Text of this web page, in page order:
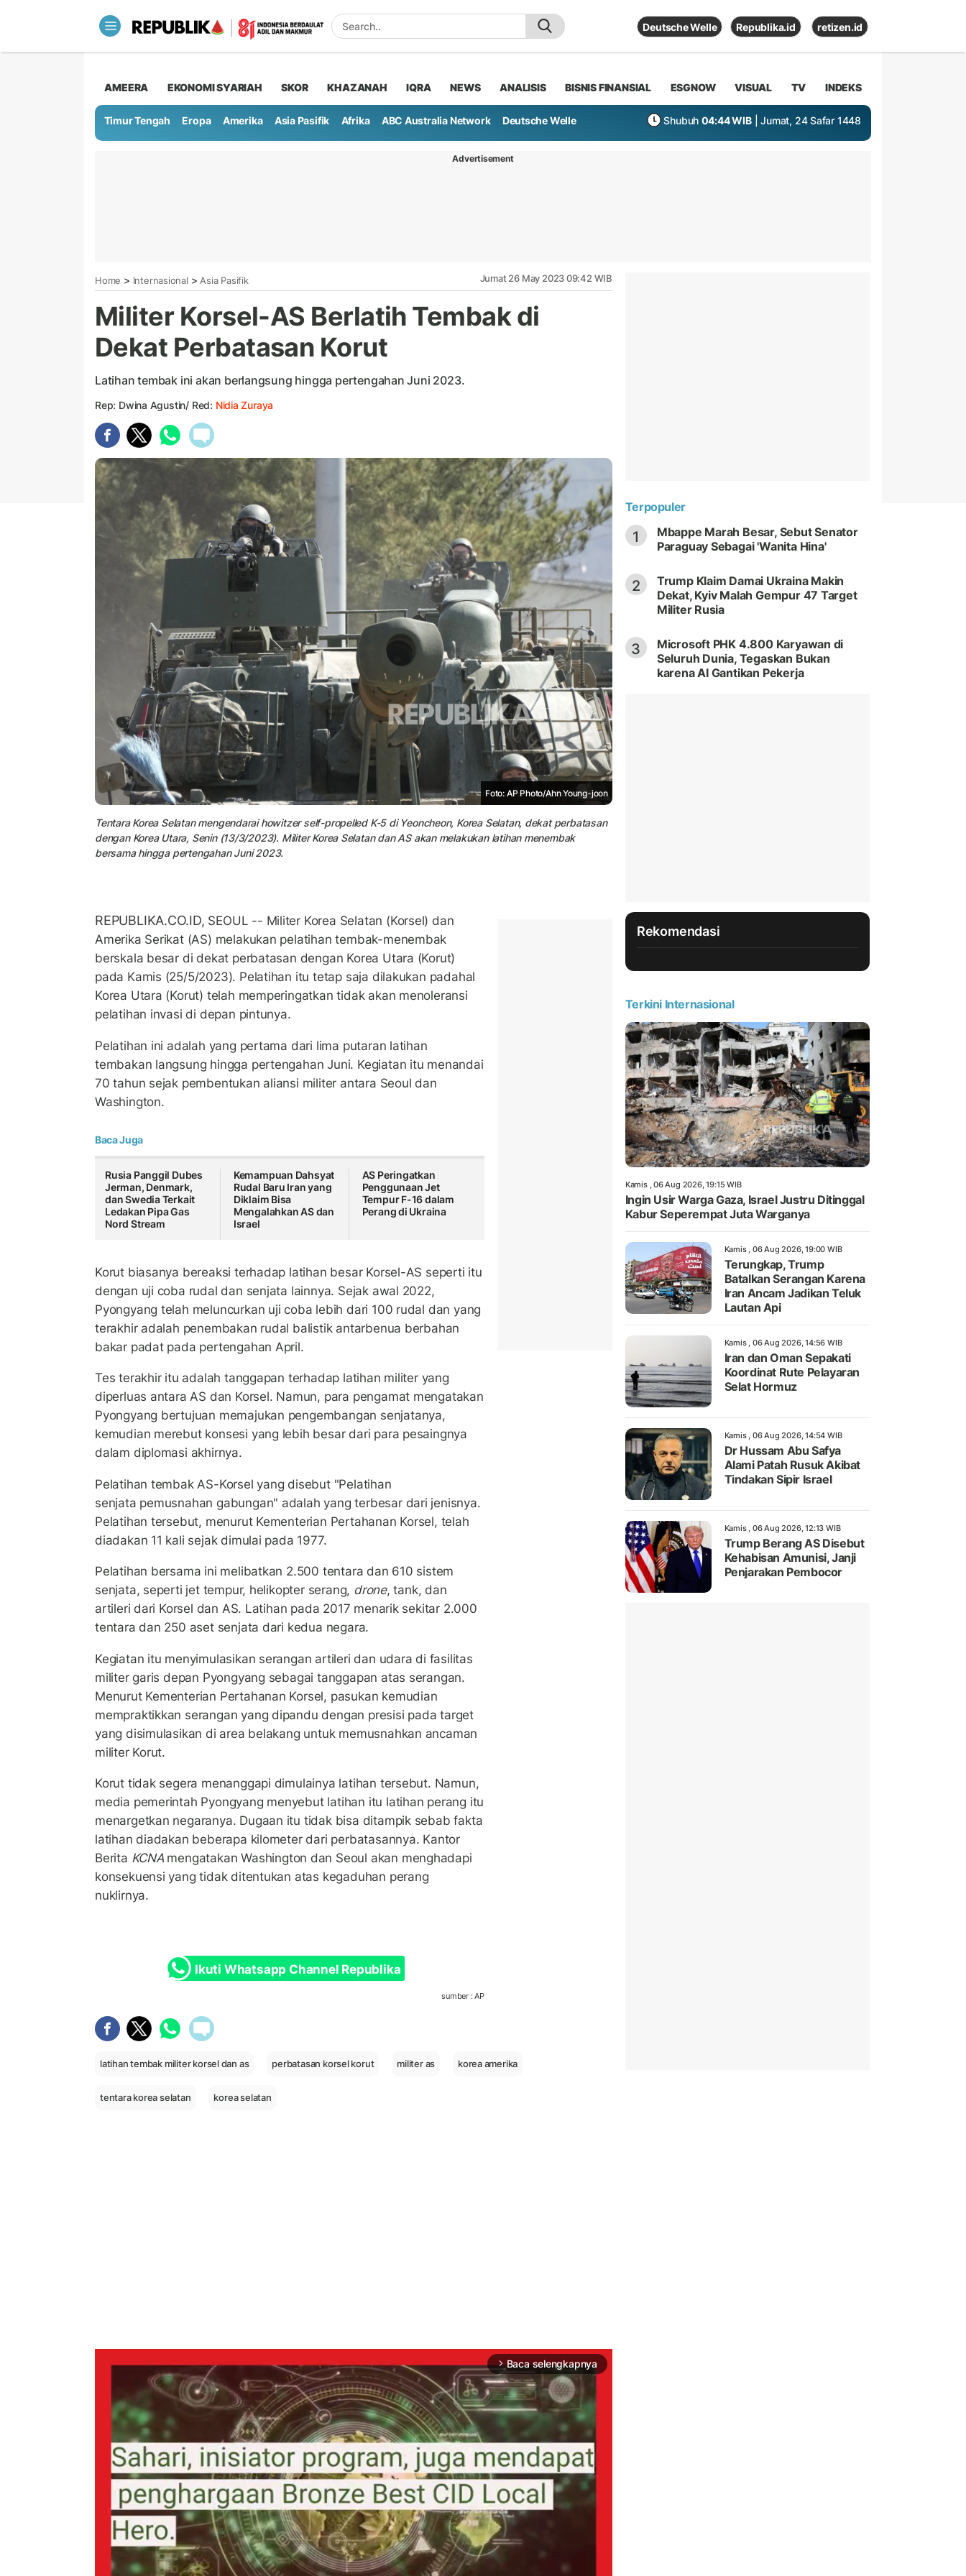
Deutsche Welle Republika.id retizen.id
AMEERA EKONOMI SYARIAH SKOR KHAZANAH IQRA NEWS ANALISIS BISNIS FINANSIAL ESGNOW VISUAL TV INDEKS
Timur Tengah Eropa Amerika Asia Pasifik Afrika ABC Australia Network Deutsche Welle Shubuh 04:44 WIB | Jumat, 24 Safar 1448
Advertisement
Home > Internasional > Asia Pasifik Jumat 26 May 2023 09:42 WIB
Militer Korsel-AS Berlatih Tembak di
Dekat Perbatasan Korut
Latihan tembak ini akan berlangsung hingga pertengahan Juni 2023.
Rep: Dwina Agustin/ Red: Nidia Zuraya
Foto: AP Photo/Ahn Young-joon
Tentara Korea Selatan mengendarai howitzer self-propelled K-5 di Yeoncheon, Korea Selatan, dekat perbatasan
dengan Korea Utara, Senin (13/3/2023). Militer Korea Selatan dan AS akan melakukan latihan menembak
bersama hingga pertengahan Juni 2023.
REPUBLIKA.CO.ID, SEOUL -- Militer Korea Selatan (Korsel) dan
Amerika Serikat (AS) melakukan pelatihan tembak-menembak
berskala besar di dekat perbatasan dengan Korea Utara (Korut)
pada Kamis (25/5/2023). Pelatihan itu tetap saja dilakukan padahal
Korea Utara (Korut) telah memperingatkan tidak akan menoleransi
pelatihan invasi di depan pintunya.
Pelatihan ini adalah yang pertama dari lima putaran latihan
tembakan langsung hingga pertengahan Juni. Kegiatan itu menandai
70 tahun sejak pembentukan aliansi militer antara Seoul dan
Washington.
Baca Juga
Rusia Panggil Dubes
Jerman, Denmark,
dan Swedia Terkait
Ledakan Pipa Gas
Nord Stream
Kemampuan Dahsyat
Rudal Baru Iran yang
Diklaim Bisa
Mengalahkan AS dan
Israel
AS Peringatkan
Penggunaan Jet
Tempur F-16 dalam
Perang di Ukraina
Korut biasanya bereaksi terhadap latihan besar Korsel-AS seperti itu
dengan uji coba rudal dan senjata lainnya. Sejak awal 2022,
Pyongyang telah meluncurkan uji coba lebih dari 100 rudal dan yang
terakhir adalah penembakan rudal balistik antarbenua berbahan
bakar padat pada pertengahan April.
Tes terakhir itu adalah tanggapan terhadap latihan militer yang
diperluas antara AS dan Korsel. Namun, para pengamat mengatakan
Pyongyang bertujuan memajukan pengembangan senjatanya,
kemudian merebut konsesi yang lebih besar dari para pesaingnya
dalam diplomasi akhirnya.
Pelatihan tembak AS-Korsel yang disebut "Pelatihan
senjata pemusnahan gabungan" adalah yang terbesar dari jenisnya.
Pelatihan tersebut, menurut Kementerian Pertahanan Korsel, telah
diadakan 11 kali sejak dimulai pada 1977.
Pelatihan bersama ini melibatkan 2.500 tentara dan 610 sistem
senjata, seperti jet tempur, helikopter serang, drone, tank, dan
artileri dari Korsel dan AS. Latihan pada 2017 menarik sekitar 2.000
tentara dan 250 aset senjata dari kedua negara.
Kegiatan itu menyimulasikan serangan artileri dan udara di fasilitas
militer garis depan Pyongyang sebagai tanggapan atas serangan.
Menurut Kementerian Pertahanan Korsel, pasukan kemudian
mempraktikkan serangan yang dipandu dengan presisi pada target
yang disimulasikan di area belakang untuk memusnahkan ancaman
militer Korut.
Korut tidak segera menanggapi dimulainya latihan tersebut. Namun,
media pemerintah Pyongyang menyebut latihan itu latihan perang itu
menargetkan negaranya. Dugaan itu tidak bisa ditampik sebab fakta
latihan diadakan beberapa kilometer dari perbatasannya. Kantor
Berita KCNAmengatakan Washington dan Seoul akan menghadapi
konsekuensi yang tidak ditentukan atas kegaduhan perang
nuklirnya.
Ikuti Whatsapp Channel Republika
sumber : AP
latihan tembak militer korsel dan as perbatasan korsel korut militer as korea amerika
tentara korea selatan korea selatan
arrow_forward_ios Baca selengkapnya
Terpopuler
1
Mbappe Marah Besar, Sebut Senator
Paraguay Sebagai 'Wanita Hina'
2
Trump Klaim Damai Ukraina Makin
Dekat, Kyiv Malah Gempur 47 Target
Militer Rusia
3
Microsoft PHK 4.800 Karyawan di
Seluruh Dunia, Tegaskan Bukan
karena AI Gantikan Pekerja
Rekomendasi
Terkini Internasional
Kamis , 06 Aug 2026, 19:15 WIB
Ingin Usir Warga Gaza, Israel Justru Ditinggal
Kabur Seperempat Juta Warganya
Kamis , 06 Aug 2026, 19:00 WIB
Terungkap, Trump
Batalkan Serangan Karena
Iran Ancam Jadikan Teluk
Lautan Api
Kamis , 06 Aug 2026, 14:56 WIB
Iran dan Oman Sepakati
Koordinat Rute Pelayaran
Selat Hormuz
Kamis , 06 Aug 2026, 14:54 WIB
Dr Hussam Abu Safya
Alami Patah Rusuk Akibat
Tindakan Sipir Israel
Kamis , 06 Aug 2026, 12:13 WIB
Trump Berang AS Disebut
Kehabisan Amunisi, Janji
Penjarakan Pembocor